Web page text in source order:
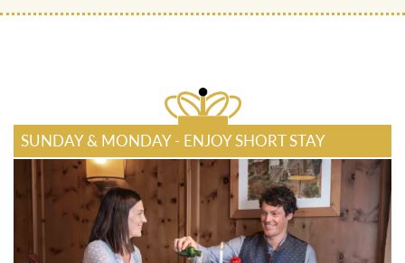
SUNDAY & MONDAY - ENJOY SHORT STAY